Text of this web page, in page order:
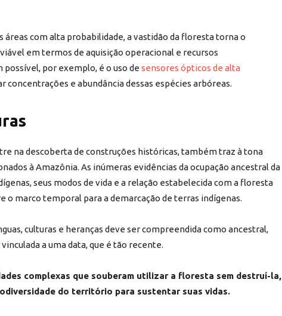
áreas com alta probabilidade, a vastidão da floresta torna o
em termos de aquisição operacional e recursos
por exemplo, é o uso de sensores ópticos de alta
concentrações e abundância dessas espécies arbóreas.
na descoberta de construções históricas, também traz à tona
à Amazônia. As inúmeras evidências da ocupação ancestral da
seus modos de vida e a relação estabelecida com a floresta
o marco temporal para a demarcação de terras indígenas.
culturas e heranças deve ser compreendida como ancestral,
a uma data, que é tão recente.
complexas que souberam utilizar a floresta sem destruí-la,
do território para sustentar suas vidas.